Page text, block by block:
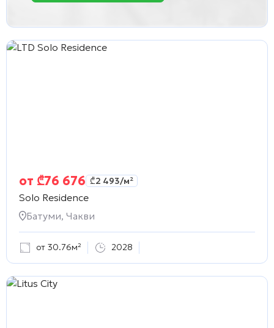
от ₾76 676 ₾2 493/м²
Solo Residence
Батуми, Чакви
от 30.76м² 2028